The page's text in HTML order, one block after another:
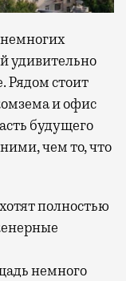
удивительно
Рядом стоит
и офис
будущего
чем то, что
полностью
немного